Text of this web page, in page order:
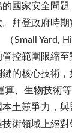
國家安全問
拜登政府時
Small Yard,
控範圍限縮
的核心技術
算、生物技術
土競爭力，
術領域上絕對